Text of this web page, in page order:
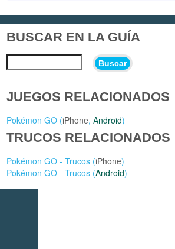
BUSCAR EN LA GUÍA
Buscar
JUEGOS RELACIONADOS
Pokémon GO (iPhone,Android)
TRUCOS RELACIONADOS
Pokémon GO - Trucos (iPhone)
Pokémon GO - Trucos (Android)